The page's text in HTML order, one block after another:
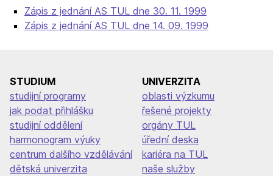
Zápis z jednání AS TUL dne 30. 11. 1999
Zápis z jednání AS TUL dne 14. 09. 1999
STUDIUM
studijní programy
jak podat přihlášku
studijní oddělení
harmonogram výuky
centrum dalšího vzdělávání
dětská univerzita
UNIVERZITA
oblasti výzkumu
řešené projekty
orgány TUL
úřední deska
kariéra na TUL
naše služby